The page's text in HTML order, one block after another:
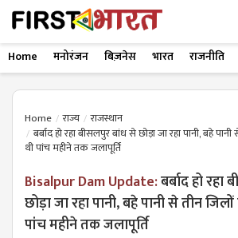
Home मनोरंजन बिज़नेस भारत राजनीति
Home राज्य
राजस्थान
बर्बाद हो रहा बीसलपुर बांध से छोड़ा जा रहा पानी, बहे
थी पांच महीने तक जलापूर्ति
Bisalpur Dam Update:बर्बाद हो
छोड़ा जा रहा पानी, बहे पानी से तीन
पांच महीने तक जलापूर्ति